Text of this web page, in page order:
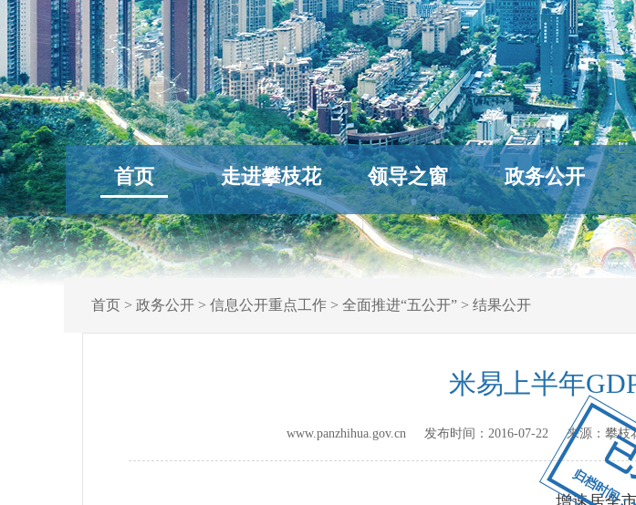
首页 走进攀枝花 领导之窗 政务公开
首页> 政务公开> 信息公开重点工作> 全面推进“五公开”> 结果公开
米易上半年
www.panzhihua.gov.cn 发布时间： 2016-07-22来源： 攀枝
增速居全